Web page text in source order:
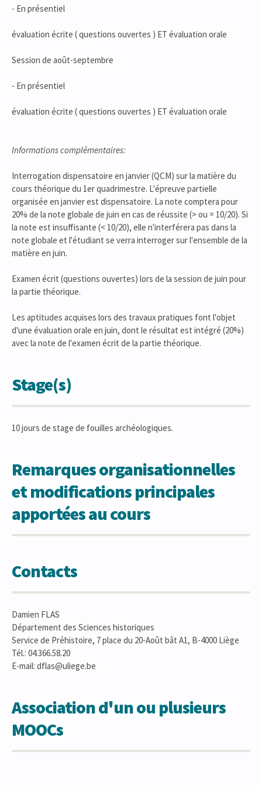
- En présentiel
évaluation écrite ( questions ouvertes ) ET évaluation orale
Session de août-septembre
- En présentiel
évaluation écrite ( questions ouvertes ) ET évaluation orale
Informations complémentaires:
Interrogation dispensatoire en janvier (QCM) sur la matière du
cours théorique du 1er quadrimestre. L'épreuve partielle
organisée en janvier est dispensatoire. La note comptera pour
20% de la note globale de juin en cas de réussite (> ou = 10/20). Si
la note est insuffisante (< 10/20), elle n'interférera pas dans la
note globale et l'étudiant se verra interroger sur l'ensemble de la
matière en juin.
Examen écrit (questions ouvertes) lors de la session de juin pour
la partie théorique.
Les aptitudes acquises lors des travaux pratiques font l'objet
d'une évaluation orale en juin, dont le résultat est intégré (20%)
avec la note de l'examen écrit de la partie théorique.
Stage(s)
10 jours de stage de fouilles archéologiques.
Remarques organisationnelles
et modifications principales
apportées au cours
Contacts
Damien FLAS
Département des Sciences historiques
Service de Préhistoire, 7 place du 20-Août bât A1, B-4000 Liège
Tél.: 04.366.58.20
E-mail: dflas@uliege.be
Association d'un ou plusieurs
MOOCs